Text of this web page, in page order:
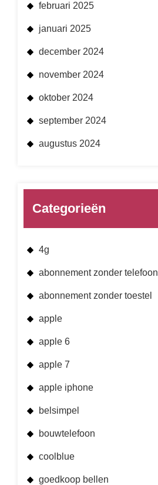
februari 2025
januari 2025
december 2024
november 2024
oktober 2024
september 2024
augustus 2024
Categorieën
4g
abonnement zonder telefoon
abonnement zonder toestel
apple
apple 6
apple 7
apple iphone
belsimpel
bouwtelefoon
coolblue
goedkoop bellen